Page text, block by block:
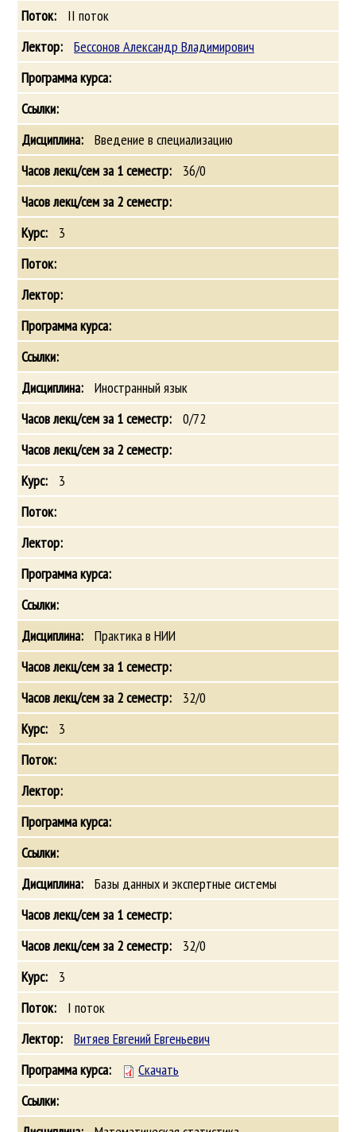
II поток
Бессонов Александр Владимирович
Введение в специализацию
36/0
3
Иностранный язык
0/72
3
Практика в НИИ
32/0
3
Базы данных и экспертные системы
32/0
3
I поток
Витяев Евгений Евгеньевич
Скачать